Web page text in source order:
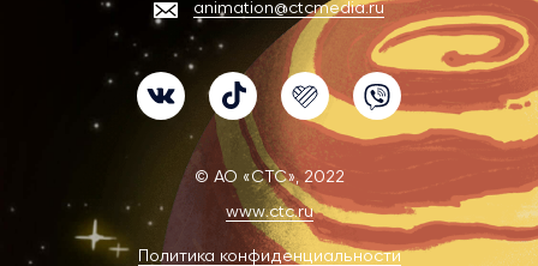
animation@ctcmedia.ru
VK TikTok Likee
© АО «СТС», 2022
www.ctc.ru
Политика конфиденциальности